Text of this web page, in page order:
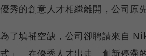
優秀的創意人才相繼離開，公司原
為了填補空缺，公司卻聘請來自
式」。在優秀人才出走、創新停滯